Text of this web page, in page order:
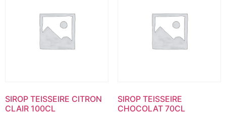
SIROP TEISSEIRE CITRON
CLAIR 100CL
SIROP TEISSEIRE
CHOCOLAT 70CL